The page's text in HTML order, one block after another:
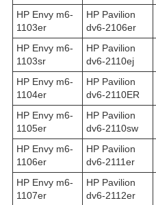
HP Envy m6-
1103er
HP Pavilion
dv6-2106er
HP Envy m6-
1103sr
HP Pavilion
dv6-2110ej
HP Envy m6-
1104er
HP Pavilion
dv6-2110ER
HP Envy m6-
1105er
HP Pavilion
dv6-2110sw
HP Envy m6-
1106er
HP Pavilion
dv6-2111er
HP Envy m6-
1107er
HP Pavilion
dv6-2112er